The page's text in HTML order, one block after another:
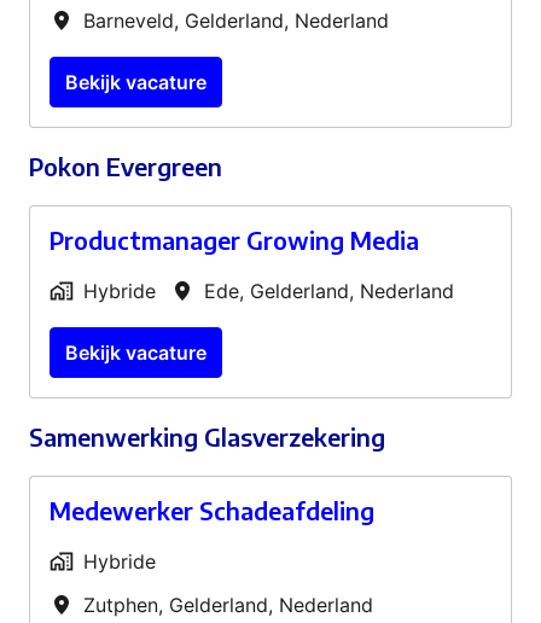
Barneveld, Gelderland, Nederland
Bekijk vacature
Pokon Evergreen
Productmanager Growing Media
Hybride Ede, Gelderland, Nederland
Bekijk vacature
Samenwerking Glasverzekering
Medewerker Schadeafdeling
Hybride
Zutphen, Gelderland, Nederland